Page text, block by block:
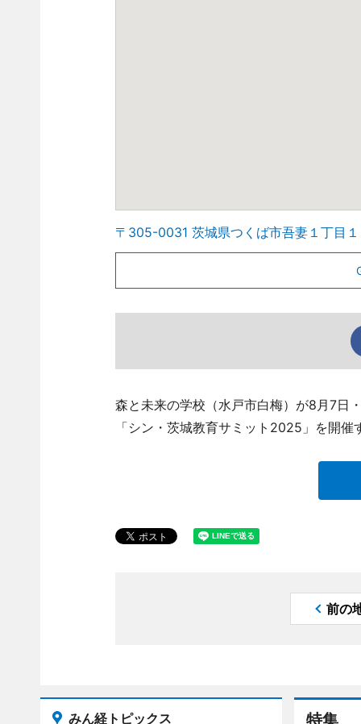
〒305-0031 茨城県つくば市吾妻１丁目
森と未来の学校（水戸市白梅）が8月7日
「シン・茨城教育サミット2025」を開催
前の
特集
みん経トピックス